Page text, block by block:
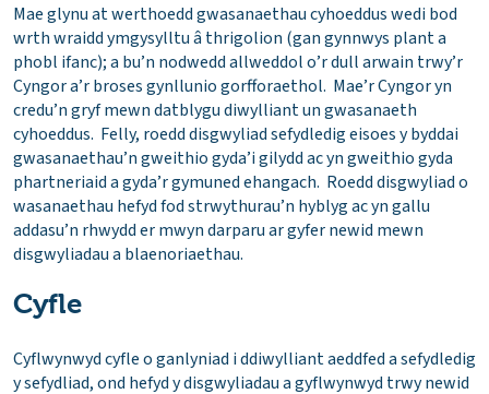
Mae glynu at werthoedd gwasanaethau cyhoeddus wedi bod
wrth wraidd ymgysylltu â thrigolion (gan gynnwys plant a
phobl ifanc); a bu’n nodwedd allweddol o’r dull arwain trwy’r
Cyngor a’r broses gynllunio gorfforaethol. Mae’r Cyngor yn
credu’n gryf mewn datblygu diwylliant un gwasanaeth
cyhoeddus. Felly, roedd disgwyliad sefydledig eisoes y byddai
gwasanaethau’n gweithio gyda’i gilydd ac yn gweithio gyda
phartneriaid a gyda’r gymuned ehangach. Roedd disgwyliad o
wasanaethau hefyd fod strwythurau’n hyblyg ac yn gallu
addasu’n rhwydd er mwyn darparu ar gyfer newid mewn
disgwyliadau a blaenoriaethau.
Cyfle
Cyflwynwyd cyfle o ganlyniad i ddiwylliant aeddfed a sefydledig
y sefydliad, ond hefyd y disgwyliadau a gyflwynwyd trwy newid